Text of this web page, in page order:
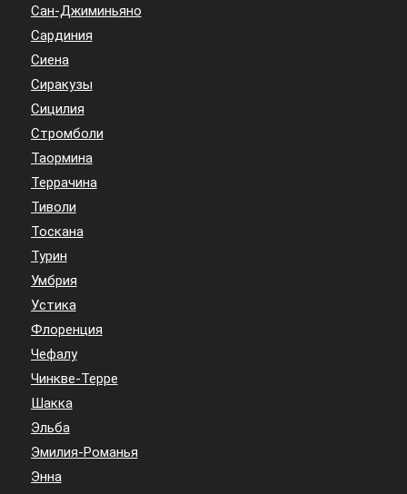
Сан-Джиминьяно
Сардиния
Сиена
Сиракузы
Сицилия
Стромболи
Таормина
Террачина
Тиволи
Тоскана
Турин
Умбрия
Устика
Флоренция
Чефалу
Чинкве-Терре
Шакка
Эльба
Эмилия-Романья
Энна